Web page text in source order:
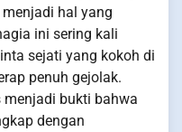
hal yang
ini sering kali
sejati yang kokoh di
penuh gejolak.
bukti bahwa
dengan